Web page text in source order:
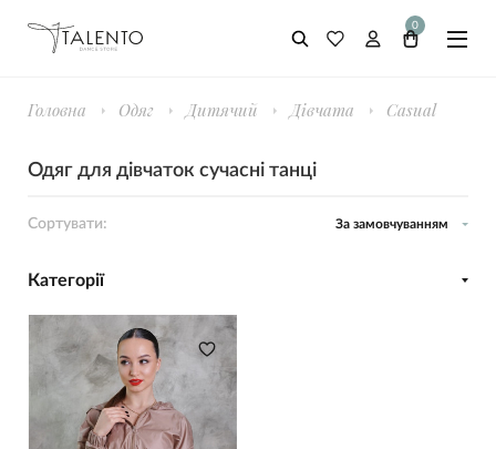
0
Головна Одяг Дитячий Дівчата Casual
Одяг для дівчаток сучасні танці
Сортувати: За замовчуванням
Категорії